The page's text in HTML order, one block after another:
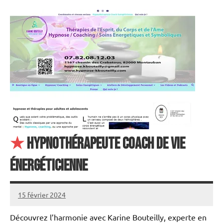
★Hypnothérapeute coach de Vie
énergéticienne
15 février 2024
annuairecoaching
Découvrez l’harmonie avec Karine Bouteilly, experte en